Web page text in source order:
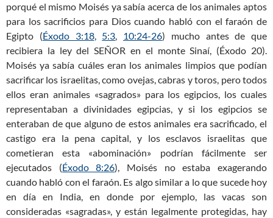
porqué el mismo Moisés ya sabía acerca de los animales aptos
para los sacrificios para Dios cuando habló con el faraón de
Egipto (Éxodo 3:18, 5:3, 10:24-26) mucho antes de que
recibiera la ley del SEÑOR en el monte Sinaí, (Éxodo 20).
Moisés ya sabía cuáles eran los animales limpios que podían
sacrificar los israelitas, como ovejas, cabras y toros, pero todos
ellos eran animales «sagrados» para los egipcios, los cuales
representaban a divinidades egipcias, y si los egipcios se
enteraban de que alguno de estos animales era sacrificado, el
castigo era la pena capital, y los esclavos israelitas que
cometieran esta «abominación» podrían fácilmente ser
ejecutados (Éxodo 8:26), Moisés no estaba exagerando
cuando habló con el faraón. Es algo similar a lo que sucede hoy
en día en India, en donde por ejemplo, las vacas son
consideradas «sagradas», y están legalmente protegidas, hay